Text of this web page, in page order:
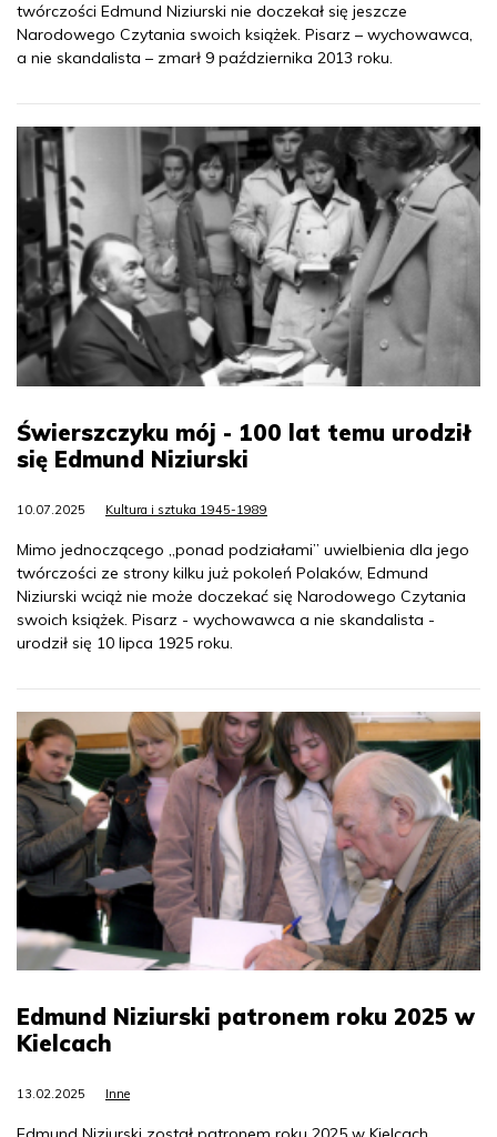
twórczości Edmund Niziurski nie doczekał się jeszcze
Narodowego Czytania swoich książek. Pisarz – wychowawca,
a nie skandalista – zmarł 9 października 2013 roku.
Świerszczyku mój - 100 lat temu urodził
się Edmund Niziurski
10.07.2025 Kultura i sztuka 1945-1989
Mimo jednoczącego „ponad podziałami” uwielbienia dla jego
twórczości ze strony kilku już pokoleń Polaków, Edmund
Niziurski wciąż nie może doczekać się Narodowego Czytania
swoich książek. Pisarz - wychowawca a nie skandalista -
urodził się 10 lipca 1925 roku.
Edmund Niziurski patronem roku 2025 w
Kielcach
13.02.2025 Inne